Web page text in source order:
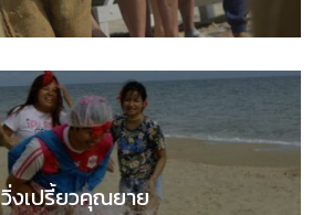
วิ่งเปรี้ยวคุณยาย